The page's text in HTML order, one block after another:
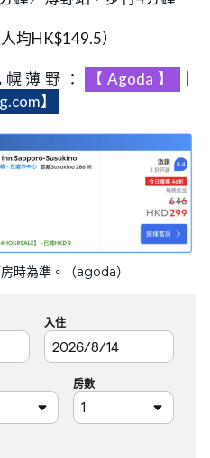
均HK$149.5）
幌薄野： 【Agoda】
】
時為準。（agoda）